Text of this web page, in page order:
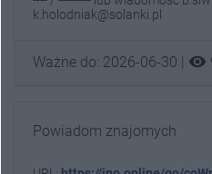
k.holodniak@solanki.pl
Ważne do: 2026-06-30 | visibility
Powiadom znajomych